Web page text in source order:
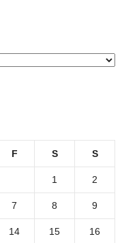
F S S
1 2
7 8 9
14 15 16